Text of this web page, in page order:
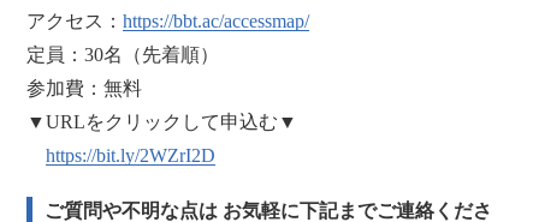
アクセス：https://bbt.ac/accessmap/
定員：30名（先着順）
参加費：無料
▼URLをクリックして申込む▼
https://bit.ly/2WZrI2D
ご質問や不明な点は お気軽に下記までご連絡くださ